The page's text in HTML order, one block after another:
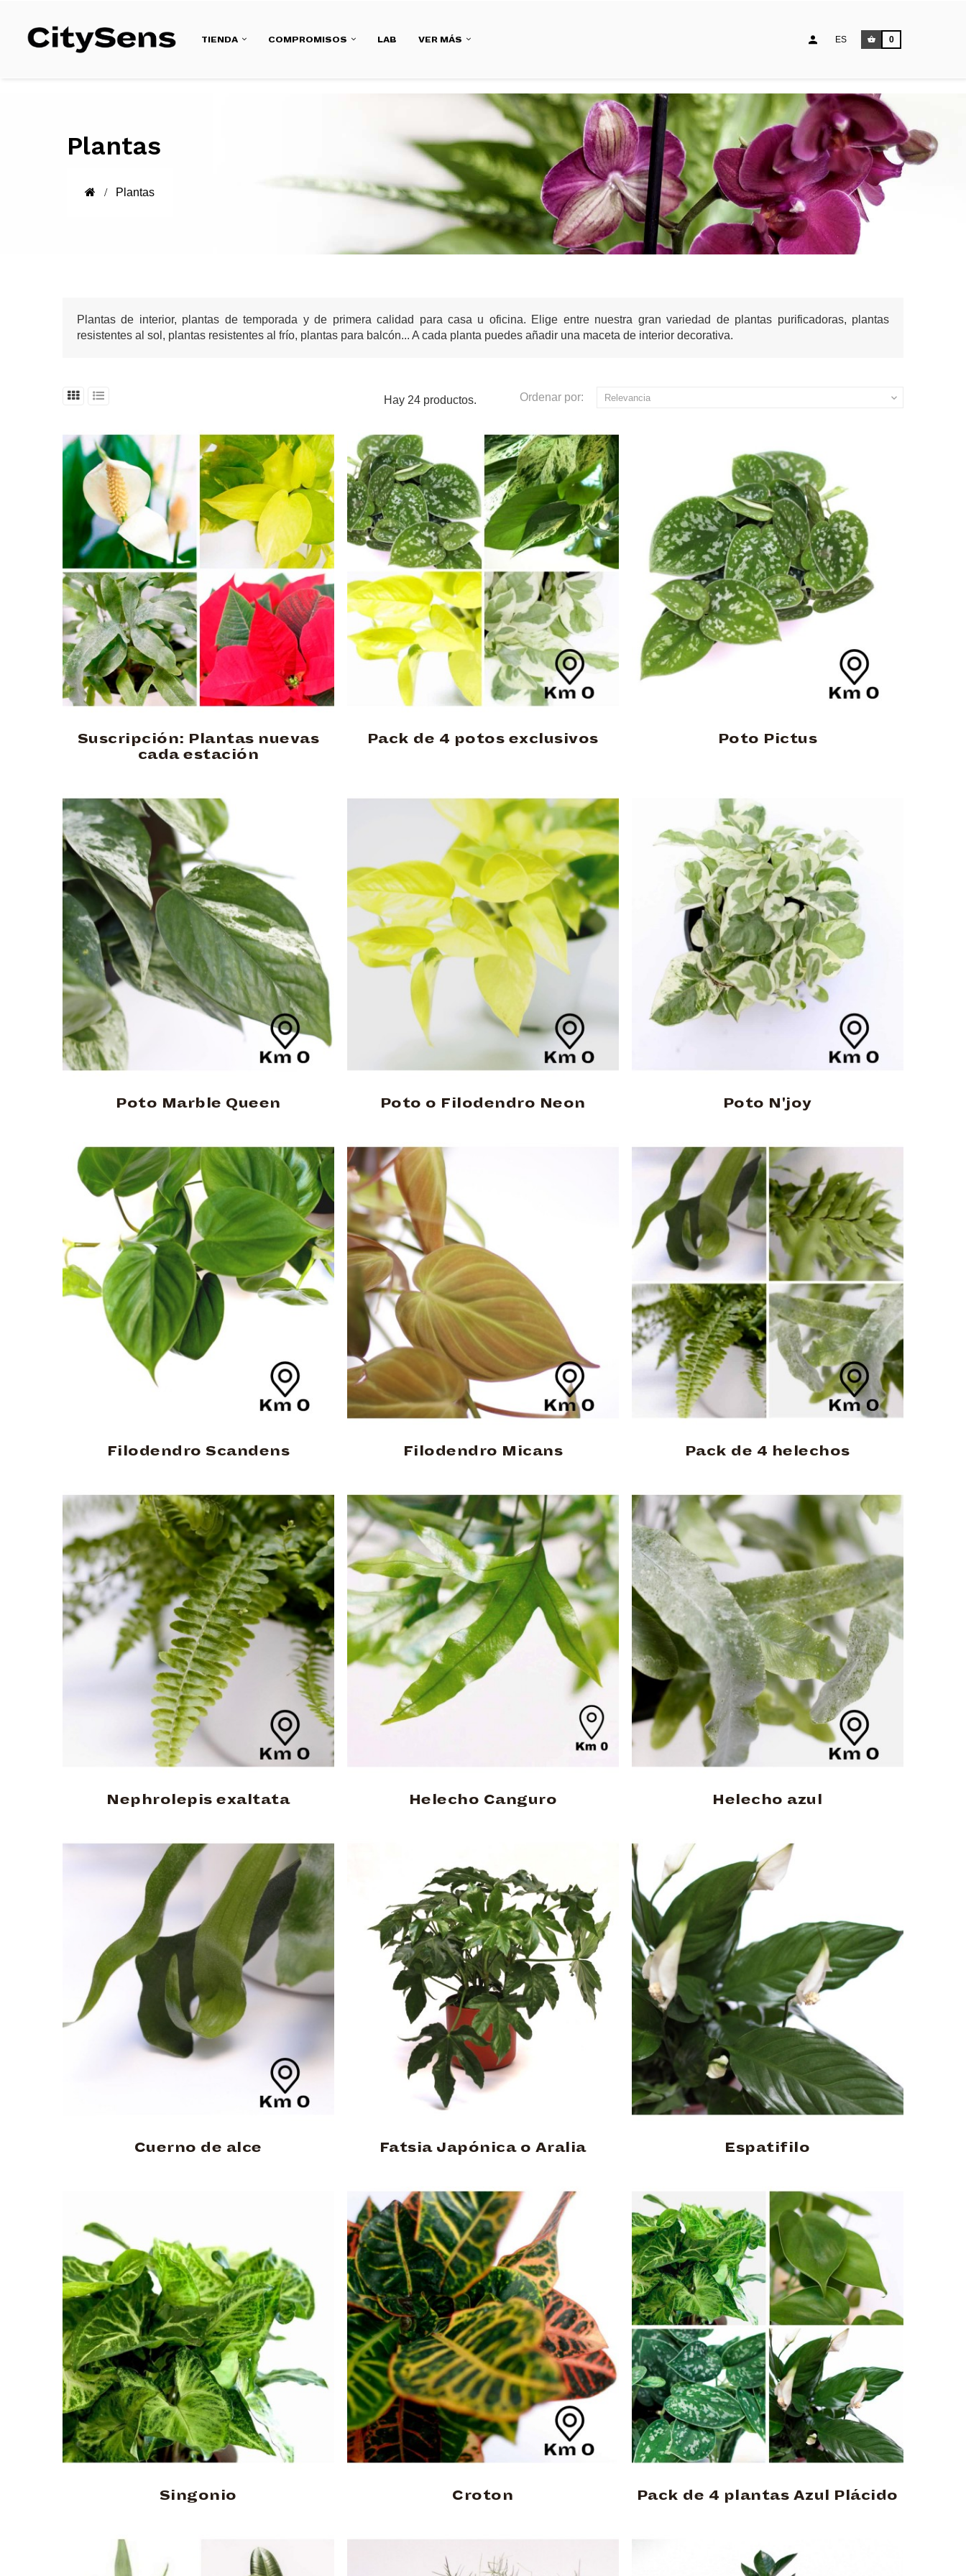
TIENDA COMPROMISOS LAB VER MÁS ES 0
Plantas
Plantas
Plantas de interior, plantas de temporada y de primera calidad para casa u oficina. Elige entre nuestra gran variedad de plantas purificadoras, plantas
resistentes al sol, plantas resistentes al frío, plantas para balcón... A cada planta puedes añadir una maceta de interior decorativa.
Hay 24 productos. Ordenar por: Relevancia 
Suscripción: Plantas nuevas
cada estación
Pack de 4 potos exclusivos Poto Pictus
Poto Marble Queen Poto o Filodendro Neon Poto N'joy
Filodendro Scandens Filodendro Micans Pack de 4 helechos
Nephrolepis exaltata Helecho Canguro Helecho azul
Cuerno de alce Fatsia Japónica o Aralia Espatifilo
Singonio Croton Pack de 4 plantas Azul Plácido